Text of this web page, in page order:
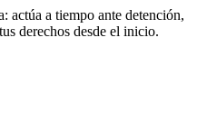
actúa a tiempo ante detención,
derechos desde el inicio.